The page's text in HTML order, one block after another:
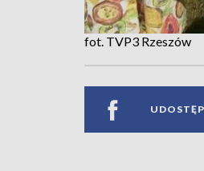
fot. TVP3 Rzeszów